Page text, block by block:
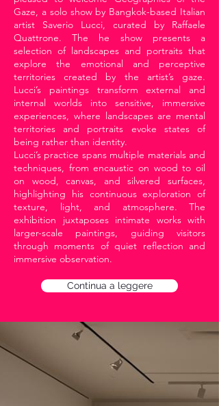
Gaze, a solo show by Bangkok-based Italian
artist Saverio Lucci, curated by Raffaele
Quattrone. The he show presents a
selection of landscapes and portraits that
explore the emotional and perceptive
territories created by the artist’s gaze.
Lucci’s paintings transform external and
internal worlds into sensitive, immersive
experiences, where landscapes are mental
territories and portraits evoke states of
being rather than identity.
Lucci’s practice spans multiple materials and
techniques, from encaustic on wood to oil
on wood, canvas, and silvered surfaces,
highlighting his continuous exploration of
texture, light, and atmosphere. The
exhibition juxtaposes intimate works with
larger-scale paintings, guiding visitors
through moments of quiet reflection and
immersive observation.
Continua a leggere